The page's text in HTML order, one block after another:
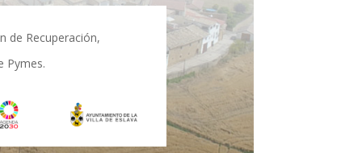
de Recuperación,
Pymes.